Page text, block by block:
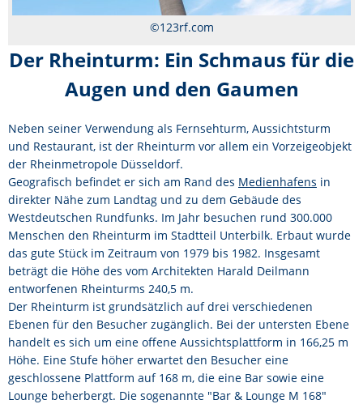
STADTTEILE
KONTAKT
©123rf.com
Der Rheinturm: Ein Schmaus für die
Augen und den Gaumen
Neben seiner Verwendung als Fernsehturm, Aussichtsturm
und Restaurant, ist der Rheinturm vor allem ein Vorzeigeobjekt
der Rheinmetropole Düsseldorf.
Geografisch befindet er sich am Rand des Medienhafens in
direkter Nähe zum Landtag und zu dem Gebäude des
Westdeutschen Rundfunks. Im Jahr besuchen rund 300.000
Menschen den Rheinturm im Stadtteil Unterbilk. Erbaut wurde
das gute Stück im Zeitraum von 1979 bis 1982. Insgesamt
beträgt die Höhe des vom Architekten Harald Deilmann
entworfenen Rheinturms 240,5 m.
Der Rheinturm ist grundsätzlich auf drei verschiedenen
Ebenen für den Besucher zugänglich. Bei der untersten Ebene
handelt es sich um eine offene Aussichtsplattform in 166,25 m
Höhe. Eine Stufe höher erwartet den Besucher eine
geschlossene Plattform auf 168 m, die eine Bar sowie eine
Lounge beherbergt. Die sogenannte ″Bar & Lounge M 168″